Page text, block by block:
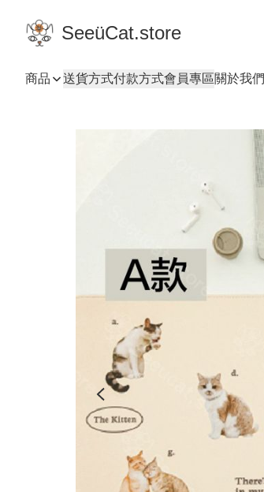
SeeüCat.store
商品 送貨方式付款方式會員專區關於我們